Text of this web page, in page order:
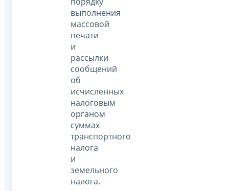
выполнения
массовой
печати
и
рассылки
сообщений
об
исчисленных
налоговым
органом
суммах
транспортного
налога
и
земельного
налога.